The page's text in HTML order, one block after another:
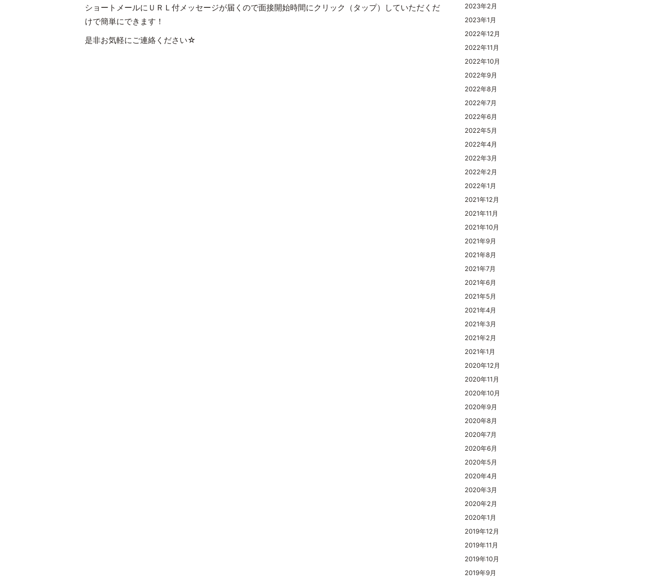
ショートメールにＵＲＬ付メッセージが届くので面接開始時間にクリック（タップ）していただくだ
けで簡単にできます！
是非お気軽にご連絡ください☆
2023年2月
2023年1月
2022年12月
2022年11月
2022年10月
2022年9月
2022年8月
2022年7月
2022年6月
2022年5月
2022年4月
2022年3月
2022年2月
2022年1月
2021年12月
2021年11月
2021年10月
2021年9月
2021年8月
2021年7月
2021年6月
2021年5月
2021年4月
2021年3月
2021年2月
2021年1月
2020年12月
2020年11月
2020年10月
2020年9月
2020年8月
2020年7月
2020年6月
2020年5月
2020年4月
2020年3月
2020年2月
2020年1月
2019年12月
2019年11月
2019年10月
2019年9月